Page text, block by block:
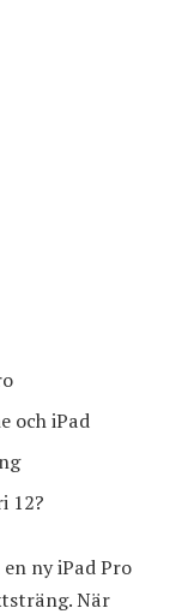
och iPad
12?
ny iPad Pro
När